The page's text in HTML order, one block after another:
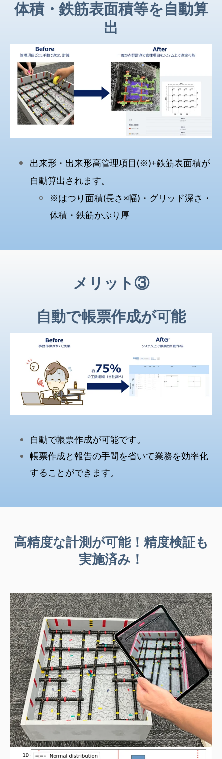
体積・鉄筋表面積等を自動算
出
出来形・出来形高管理項目(※)+鉄筋表面積が
自動算出されます。
※はつり面積(長さ×幅)・グリッド深さ・
体積・鉄筋かぶり厚
メリット③
自動で帳票作成が可能
自動で帳票作成が可能です。
帳票作成と報告の手間を省いて業務を効率化
することができます。
高精度な計測が可能！精度検証も
実施済み！